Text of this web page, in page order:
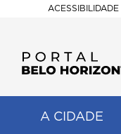
ACESSIBILIDADE
A CIDADE